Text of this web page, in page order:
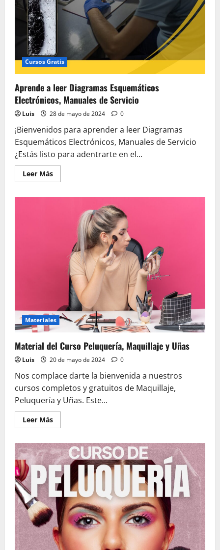
Cursos Gratis
Aprende a leer Diagramas Esquemáticos
Electrónicos, Manuales de Servicio
Luis 28 de mayo de 2024 0
¡Bienvenidos para aprender a leer Diagramas
Esquemáticos Electrónicos, Manuales de Servicio
¿Estás listo para adentrarte en el...
Leer MásLeer
más
Diagramas
Esquemáticos
Electrónicos,
Manuales
Servicio
Materiales
Material del Curso Peluquería, Maquillaje y Uñas
Luis 20 de mayo de 2024 0
Nos complace darte la bienvenida a nuestros
cursos completos y gratuitos de Maquillaje,
Peluquería y Uñas. Este...
Leer MásLeer
más
Material
del
Curso
Peluquería,
Maquillaje
y
Uñas